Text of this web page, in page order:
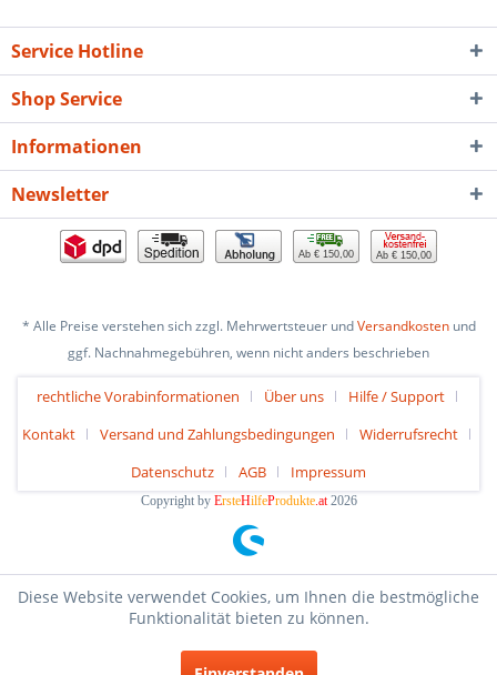
Service Hotline
Shop Service
Informationen
Newsletter
Ab € 150,00 Ab € 150,00
* Alle Preise verstehen sich zzgl. Mehrwertsteuer undVersandkostenund
ggf. Nachnahmegebühren, wenn nicht anders beschrieben
rechtliche Vorabinformationen Über uns
Hilfe / Support
Kontakt
Versand und Zahlungsbedingungen
Widerrufsrecht
Datenschutz
AGB Impressum
Copyright by ErsteHilfeProdukte.at2026
Diese Website verwendet Cookies, um Ihnen die bestmögliche
Funktionalität bieten zu können.